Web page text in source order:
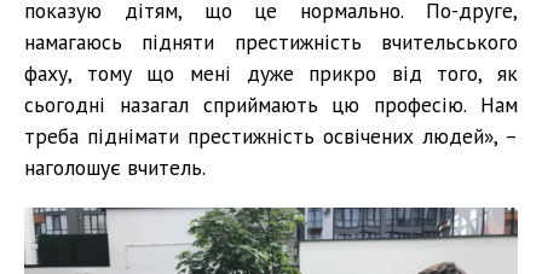
показую дітям, що це нормально. По-друге,
намагаюсь підняти престижність вчительського
фаху, тому що мені дуже прикро від того, як
сьогодні назагал сприймають цю професію. Нам
треба піднімати престижність освічених людей», –
наголошує вчитель.